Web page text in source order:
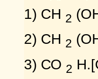
1) СН 2
2) СН 2
3) СО 2